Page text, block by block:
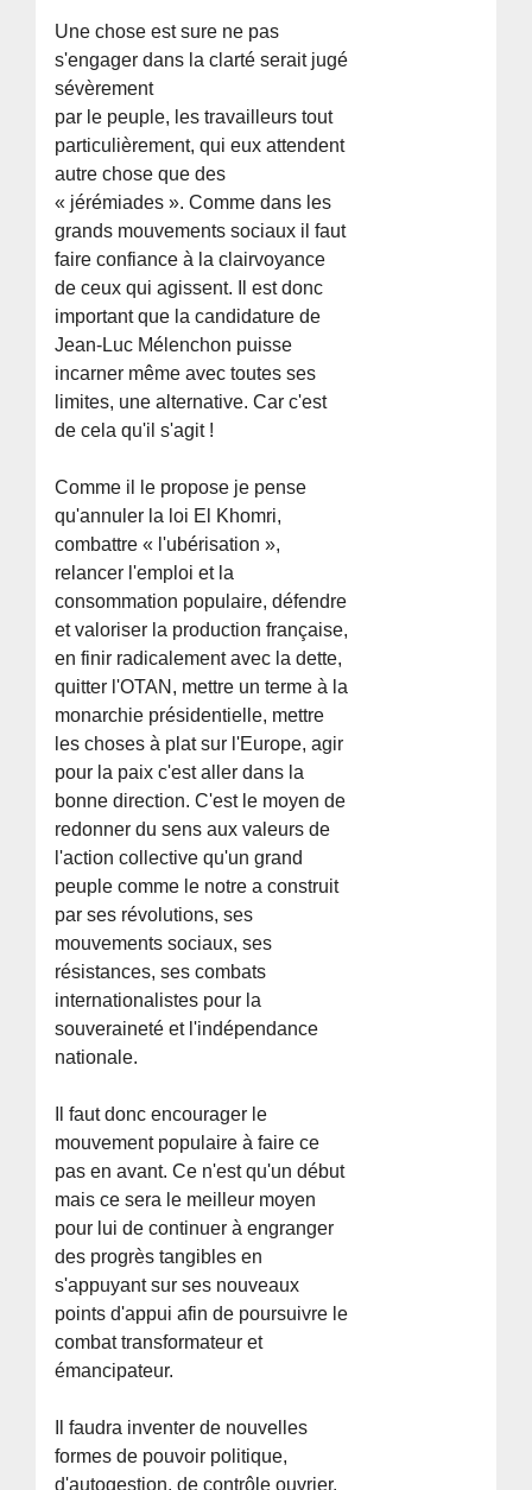
Une chose est sure ne pas
s'engager dans la clarté serait jugé
sévèrement
par le peuple, les travailleurs tout
particulièrement, qui eux attendent
autre chose que des
« jérémiades ». Comme dans les
grands mouvements sociaux il faut
faire confiance à la clairvoyance
de ceux qui agissent. Il est donc
important que la candidature de
Jean-Luc Mélenchon puisse
incarner même avec toutes ses
limites, une alternative. Car c'est
de cela qu'il s'agit !
Comme il le propose je pense
qu'annuler la loi El Khomri,
combattre « l'ubérisation »,
relancer l'emploi et la
consommation populaire, défendre
et valoriser la production française,
en finir radicalement avec la dette,
quitter l'OTAN, mettre un terme à la
monarchie présidentielle, mettre
les choses à plat sur l'Europe, agir
pour la paix c'est aller dans la
bonne direction. C'est le moyen de
redonner du sens aux valeurs de
l'action collective qu'un grand
peuple comme le notre a construit
par ses révolutions, ses
mouvements sociaux, ses
résistances, ses combats
internationalistes pour la
souveraineté et l'indépendance
nationale.
Il faut donc encourager le
mouvement populaire à faire ce
pas en avant. Ce n'est qu'un début
mais ce sera le meilleur moyen
pour lui de continuer à engranger
des progrès tangibles en
s'appuyant sur ses nouveaux
points d'appui afin de poursuivre le
combat transformateur et
émancipateur.
Il faudra inventer de nouvelles
formes de pouvoir politique,
d'autogestion, de contrôle ouvrier.